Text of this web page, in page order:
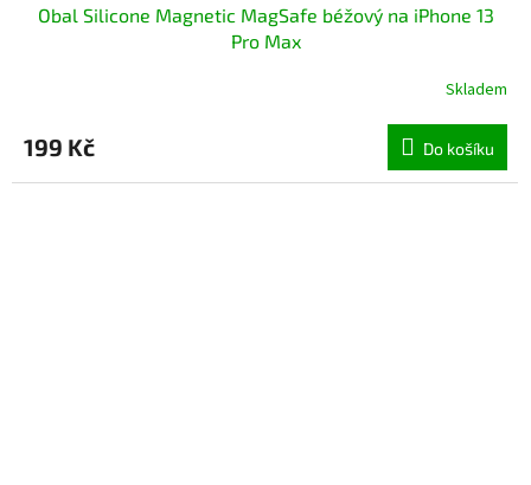
Obal Silicone Magnetic MagSafe béžový na iPhone 13
Pro Max
Skladem
199 Kč Do košíku